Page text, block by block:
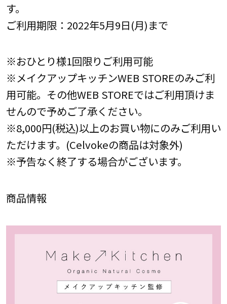
す。
ご利用期限：2022年5月9日(月)まで
※おひとり様1回限りご利用可能
※メイクアップキッチンWEB STOREのみご利
用可能。その他WEB STOREではご利用頂けま
せんので予めご了承ください。
※8,000円(税込)以上のお買い物にのみご利用い
ただけます。(Celvokeの商品は対象外)
※予告なく終了する場合がございます。
商品情報